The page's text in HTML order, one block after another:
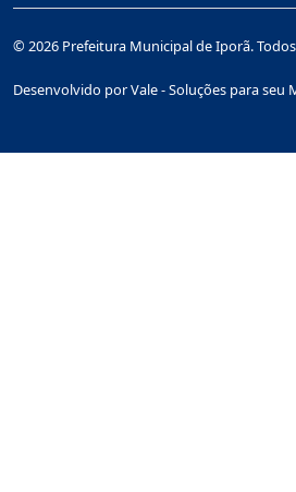
© 2026 Prefeitura Municipal de Iporã.
Desenvolvido por Vale - Soluções para seu